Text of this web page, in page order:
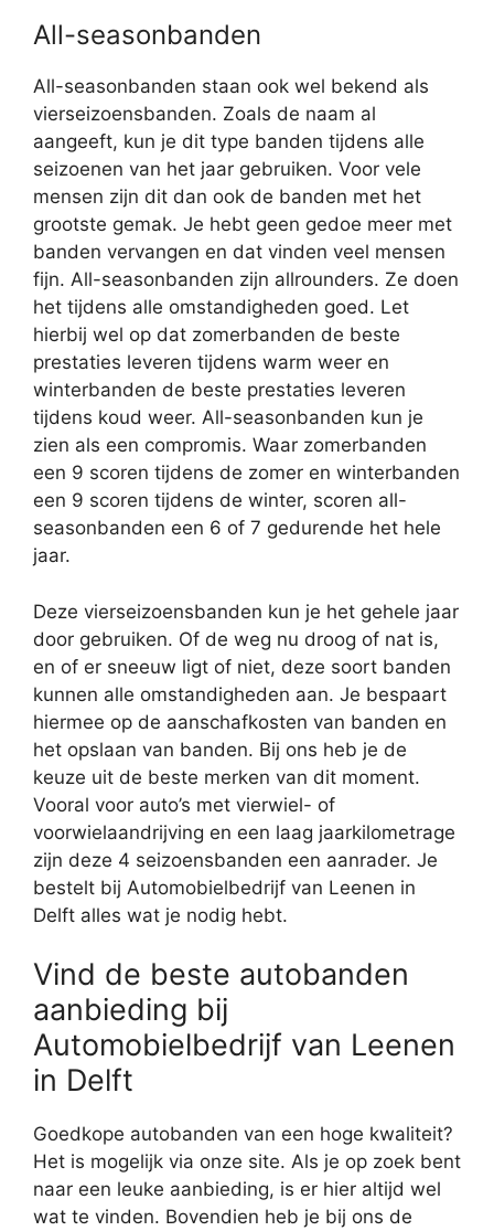
All-seasonbanden
All-seasonbanden staan ook wel bekend als
vierseizoensbanden. Zoals de naam al
aangeeft, kun je dit type banden tijdens alle
seizoenen van het jaar gebruiken. Voor vele
mensen zijn dit dan ook de banden met het
grootste gemak. Je hebt geen gedoe meer met
banden vervangen en dat vinden veel mensen
fijn. All-seasonbanden zijn allrounders. Ze doen
het tijdens alle omstandigheden goed. Let
hierbij wel op dat zomerbanden de beste
prestaties leveren tijdens warm weer en
winterbanden de beste prestaties leveren
tijdens koud weer. All-seasonbanden kun je
zien als een compromis. Waar zomerbanden
een 9 scoren tijdens de zomer en winterbanden
een 9 scoren tijdens de winter, scoren all-
seasonbanden een 6 of 7 gedurende het hele
jaar.
Deze vierseizoensbanden kun je het gehele jaar
door gebruiken. Of de weg nu droog of nat is,
en of er sneeuw ligt of niet, deze soort banden
kunnen alle omstandigheden aan. Je bespaart
hiermee op de aanschafkosten van banden en
het opslaan van banden. Bij ons heb je de
keuze uit de beste merken van dit moment.
Vooral voor auto’s met vierwiel- of
voorwielaandrijving en een laag jaarkilometrage
zijn deze 4 seizoensbanden een aanrader. Je
bestelt bij Automobielbedrijf van Leenen in
Delft alles wat je nodig hebt.
Vind de beste autobanden
aanbieding bij
Automobielbedrijf van Leenen
in Delft
Goedkope autobanden van een hoge kwaliteit?
Het is mogelijk via onze site. Als je op zoek bent
naar een leuke aanbieding, is er hier altijd wel
wat te vinden. Bovendien heb je bij ons de